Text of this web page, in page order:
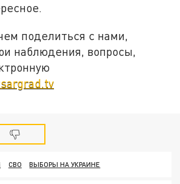
поделиться с нами,
наблюдения, вопросы,
СВО ВЫБОРЫ НА УКРАИНЕ